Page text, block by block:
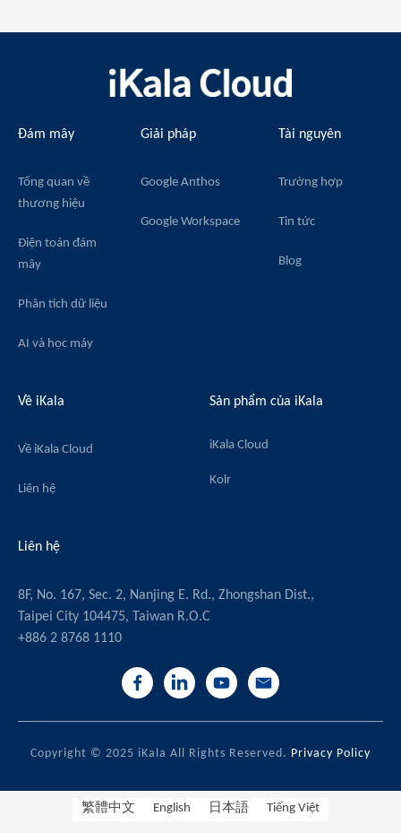
Đám mây
Tổng quan về
thương hiệu
Điện toán đám
mây
Phân tích dữ liệu
AI và học máy
Giải pháp
Google Anthos
Google Workspace
Tài nguyên
Trường hợp
Tin tức
Blog
Về iKala
Về iKala Cloud
Liên hệ
Sản phẩm của iKala
iKala Cloud
Kolr
Liên hệ
8F, No. 167, Sec. 2, Nanjing E. Rd., Zhongshan Dist.,
Taipei City 104475, Taiwan R.O.C
+886 2 8768 1110
Copyright © 2025 iKala All Rights Reserved. Privacy Policy
繁體中文 English 日本語 Tiếng Việt